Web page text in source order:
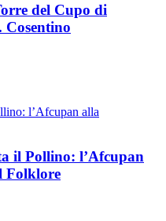
del Cupo di
Cosentino
il Pollino: l’Afcupan
Folklore